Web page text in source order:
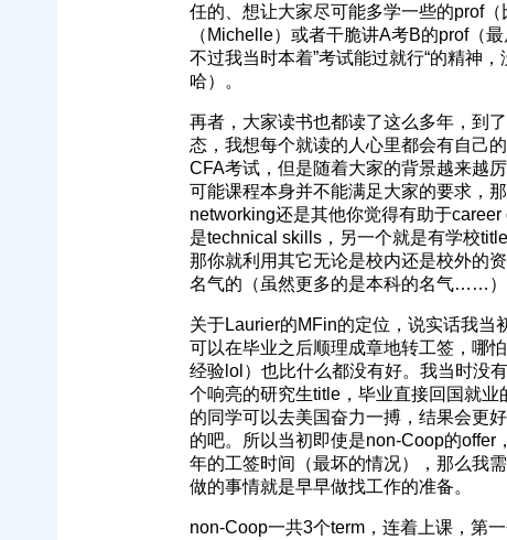
任的、想让大家尽可能多学一些的prof
（Michelle）或者干脆讲A考B的prof（
不过我当时本着”考试能过就行“的精神
哈）。
再者，大家读书也都读了这么多年，到
态，我想每个就读的人心里都会有自己
CFA考试，但是随着大家的背景越来越
可能课程本身并不能满足大家的要求，
networking还是其他你觉得有助于
是technical skills，另一个就是有学校
那你就利用其它无论是校内还是校外的
名气的（虽然更多的是本科的名气……）
关于Laurier的MFin的定位，说实话我当
可以在毕业之后顺理成章地转工签，哪
经验lol）也比什么都没有好。我当时没
个响亮的研究生title，毕业直接回国就
的同学可以去美国奋力一搏，结果会更
的吧。所以当初即使是non-Coop的offer
年的工签时间（最坏的情况），那么我
做的事情就是早早做找工作的准备。
non-Coop一共3个term，连着上课，第